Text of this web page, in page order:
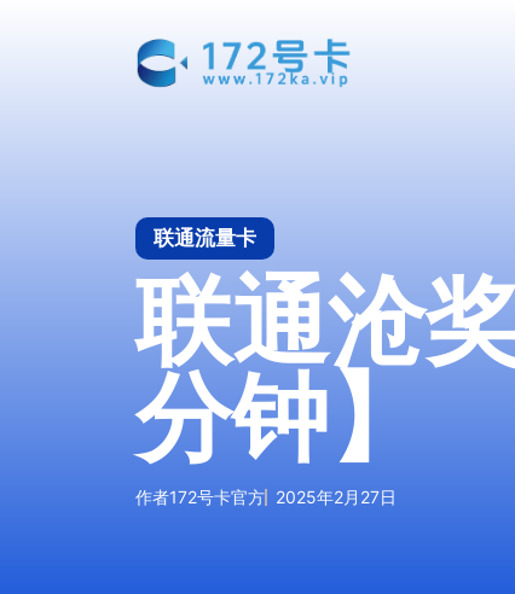
联通流量卡
联通沧
分钟】
作者172号卡官方 2025年2月27日